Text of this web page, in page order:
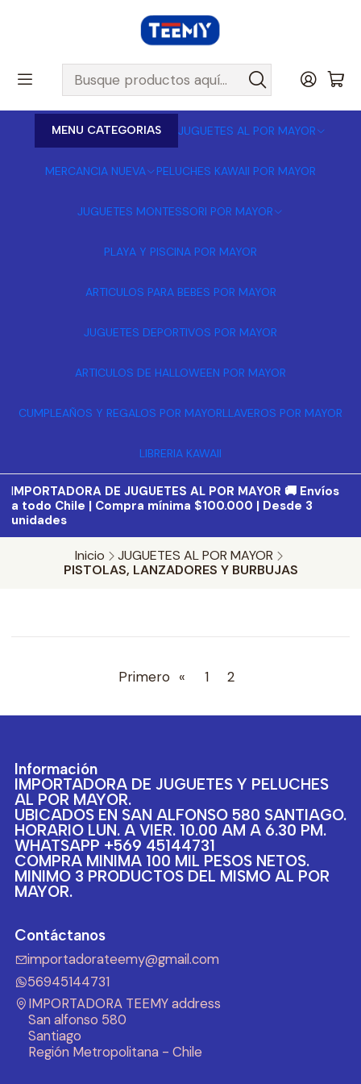
MENU CATEGORIAS JUGUETES AL POR MAYOR
MERCANCIA NUEVA PELUCHES KAWAII POR MAYOR
JUGUETES MONTESSORI POR MAYOR
PLAYA Y PISCINA POR MAYOR
ARTICULOS PARA BEBES POR MAYOR
JUGUETES DEPORTIVOS POR MAYOR
ARTICULOS DE HALLOWEEN POR MAYOR
CUMPLEAÑOS Y REGALOS POR MAYORLLAVEROS POR MAYOR
LIBRERIA KAWAII
IMPORTADORA DE JUGUETES AL POR MAYOR 🚚 Envíos
a todo Chile | Compra mínima $100.000 | Desde 3
unidades
Inicio
JUGUETES AL POR MAYOR
PISTOLAS, LANZADORES Y BURBUJAS
Primero « 1 2
Información
IMPORTADORA DE JUGUETES Y PELUCHES
AL POR MAYOR.
UBICADOS EN SAN ALFONSO 580 SANTIAGO.
HORARIO LUN. A VIER. 10.00 AM A 6.30 PM.
WHATSAPP +569 45144731
COMPRA MINIMA 100 MIL PESOS NETOS.
MINIMO 3 PRODUCTOS DEL MISMO AL POR
MAYOR.
Contáctanos
importadorateemy@gmail.com
56945144731
IMPORTADORA TEEMY address
San alfonso 580
Santiago
Región Metropolitana - Chile